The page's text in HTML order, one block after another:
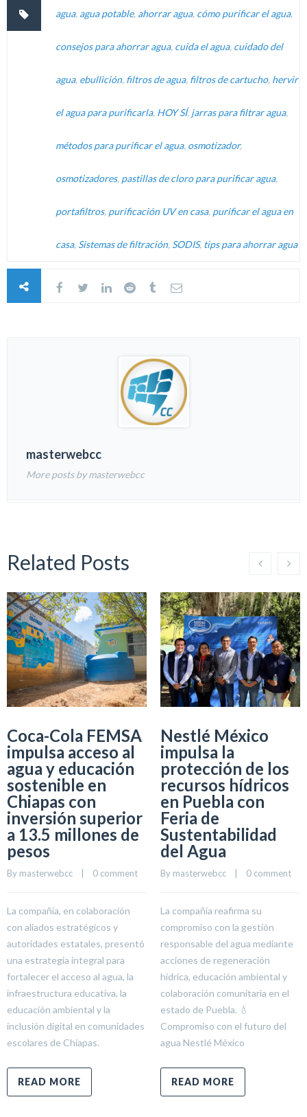
agua, agua potable, ahorrar agua, cómo purificar el agua,
consejos para ahorrar agua, cuida el agua, cuidado del
agua, ebullición, filtros de agua, filtros de cartucho, hervir
el agua para purificarla, HOY SÍ, jarras para filtrar agua,
métodos para purificar el agua, osmotizador,
osmotizadores, pastillas de cloro para purificar agua,
portafiltros, purificación UV en casa, purificar el agua en
casa, Sistemas de filtración, SODIS, tips para ahorrar agua
masterwebcc
More posts by masterwebcc
Related Posts
Coca-Cola FEMSA
impulsa acceso al
agua y educación
sostenible en
Chiapas con
inversión superior
a 13.5 millones de
pesos
By masterwebcc
    |
0 comment
La compañía, en colaboración
con aliados estratégicos y
autoridades estatales, presentó
una estrategia integral para
fortalecer el acceso al agua, la
infraestructura educativa, la
educación ambiental y la
inclusión digital en comunidades
escolares de Chiapas.
READ MORE
Nestlé México
impulsa la
protección de los
recursos hídricos
en Puebla con
Feria de
Sustentabilidad
del Agua
By masterwebcc
    |
0 comment
La compañía reafirma su
compromiso con la gestión
responsable del agua mediante
acciones de regeneración
hídrica, educación ambiental y
colaboración comunitaria en el
estado de Puebla. 💧
Compromiso con el futuro del
agua Nestlé México
READ MORE